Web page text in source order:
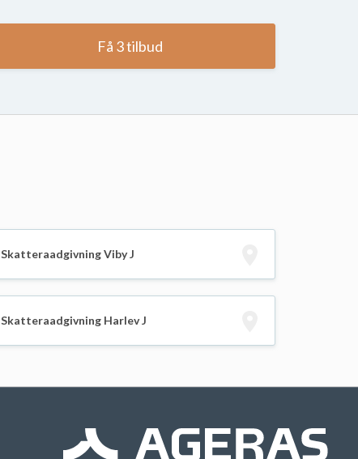
Få 3 tilbud
Skatteraadgivning Viby J
Skatteraadgivning Harlev J